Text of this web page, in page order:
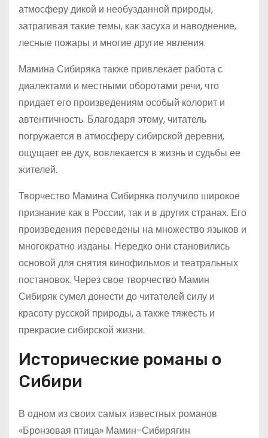
атмосферу дикой и необузданной природы,
затрагивая такие темы, как засуха и наводнение,
лесные пожары и многие другие явления.
Мамина Сибиряка также привлекает работа с
диалектами и местными оборотами речи, что
придает его произведениям особый колорит и
автентичность. Благодаря этому, читатель
погружается в атмосферу сибирской деревни,
ощущает ее дух, вовлекается в жизнь и судьбы ее
жителей.
Творчество Мамина Сибиряка получило широкое
признание как в России, так и в других странах. Его
произведения переведены на множество языков и
многократно изданы. Нередко они становились
основой для снятия кинофильмов и театральных
постановок. Через свое творчество Мамин
Сибиряк сумел донести до читателей силу и
красоту русской природы, а также тяжесть и
прекрасие сибирской жизни.
Исторические романы о
Сибири
В одном из своих самых известных романов
«Бронзовая птица» Мамин-Сибирягин